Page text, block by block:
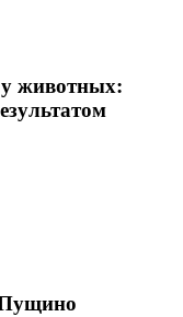
у животных: